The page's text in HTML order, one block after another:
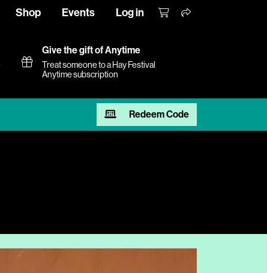
Shop Events Log in
Give the gift of Anytime
Treat someone to a Hay Festival
Anytime subscription
Redeem Code